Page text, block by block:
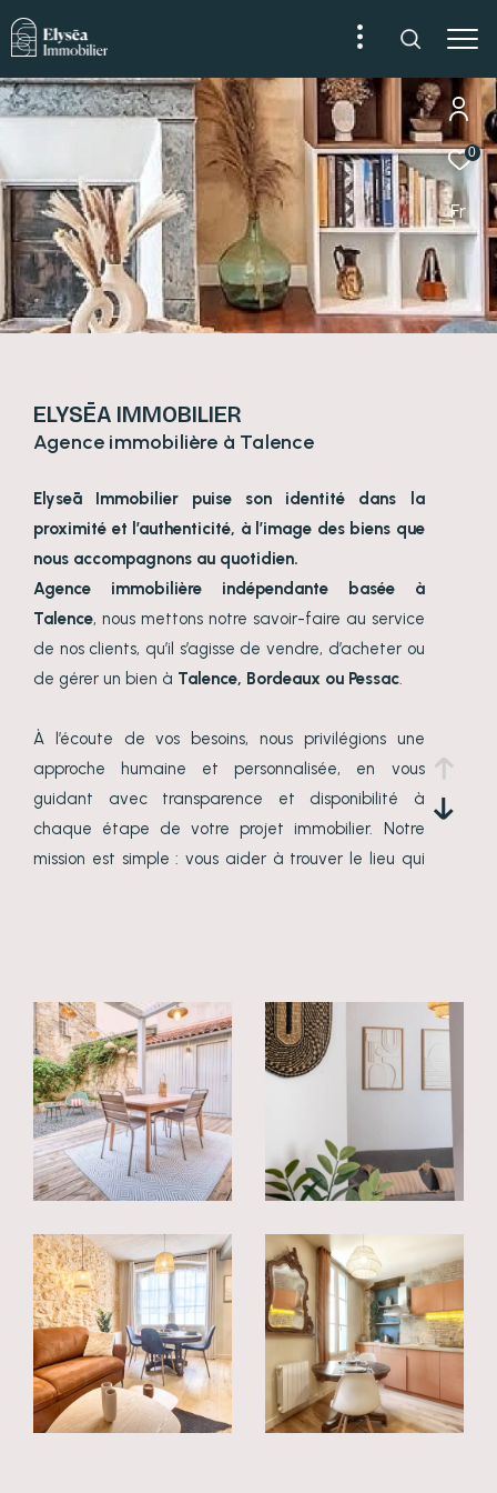
0
Fr
ELYSĒA IMMOBILIER
Agence immobilière à Talence
Elysēa Immobilier puise son identité dans la
proximité et l’authenticité, à l’image des biens que
nous accompagnons au quotidien.
Agence immobilière indépendante basée à
Talence, nous mettons notre savoir-faire au service
de nos clients, qu’il s’agisse de vendre, d’acheter ou
de gérer un bien à Talence, Bordeaux ou Pessac.
À l’écoute de vos besoins, nous privilégions une
approche humaine et personnalisée, en vous
guidant avec transparence et disponibilité à
chaque étape de votre projet immobilier. Notre
mission est simple : vous aider à trouver le lieu qui
Nos services immobiliers à Talence
et Bordeaux
À Talence et dans toute la métropole bordelaise,
nous vous accompagnons dans tous vos projets
immobiliers, en toute simplicité et avec proximité.
Nous vous aidons à trouver le bien qui correspond
Maisons familiales
Appartements à vendre
pour particuliers et
investisseurs
Locations adaptées à tous les profils, du logement
étudiant aux appartements de standing
Découvrez également nos
annonces immobilières
à Talenceet une sélection rigoureuse d'annonces i